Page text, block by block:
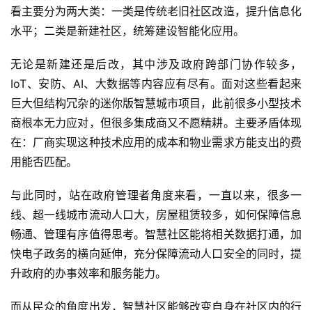
看主要分为两大类：一类是传统老旧社区改造，提升信息化
水平；二类是新建社区，统筹建设智能化应用。
无论是新建还是后改，其中涉及政府跨部门协作较多，
IoT、安防、AI、大数据等内容应有尽有。面对这些看起来
巨大但结构冗杂的迷你版智慧城市项目，此前很多小型技术
商根本无力应对，但很多集成商又不愿精耕。主要矛盾体现
在：厂商实现这种技术应用的成本和物业需求方能支出的费
用能否匹配。
与此同时，站在政府管理者角度来看，一直以来，很多一
线、超一线城市流动人口大，房屋租赁较多，如何保障信息
畅通、管理有序值得思考。智慧社区能将相关数据打通，加
快电子政务的横向延伸，充分保障流动人口安全的同时，提
升政府的办事效率和服务能力。
而从民众的角度出发，智慧社区能够改变自身在社区内的行